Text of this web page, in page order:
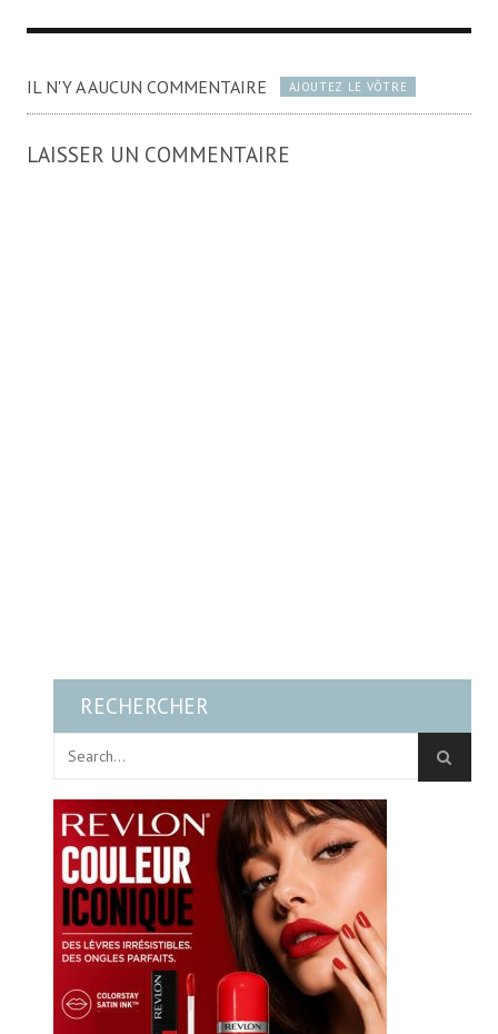
IL N'Y A AUCUN COMMENTAIRE AJOUTEZ LE VÔTRE
LAISSER UN COMMENTAIRE
RECHERCHER